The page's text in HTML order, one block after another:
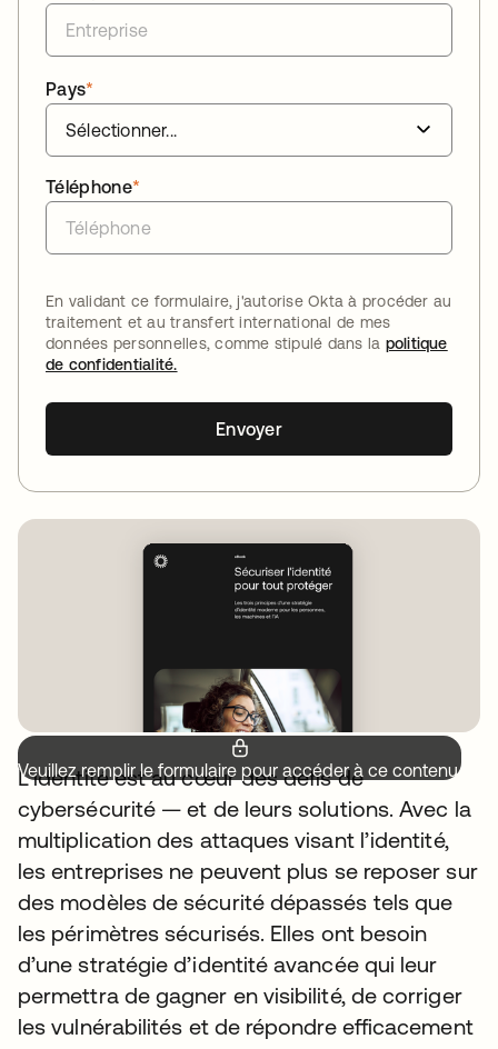
*
Pays
*
Téléphone
En validant ce formulaire, j'autorise Okta à procéder au
traitement et au transfert international de mes
données personnelles, comme stipulé dans la politique
de confidentialité.
Envoyer
Veuillez remplir le formulaire pour accéder à ce contenu.
L’identité est au cœur des défis de
cybersécurité — et de leurs solutions. Avec la
multiplication des attaques visant l’identité,
les entreprises ne peuvent plus se reposer sur
des modèles de sécurité dépassés tels que
les périmètres sécurisés. Elles ont besoin
d’une stratégie d’identité avancée qui leur
permettra de gagner en visibilité, de corriger
les vulnérabilités et de répondre efficacement